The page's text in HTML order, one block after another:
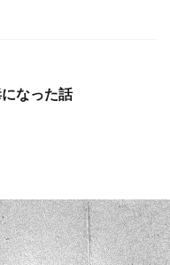
なった話